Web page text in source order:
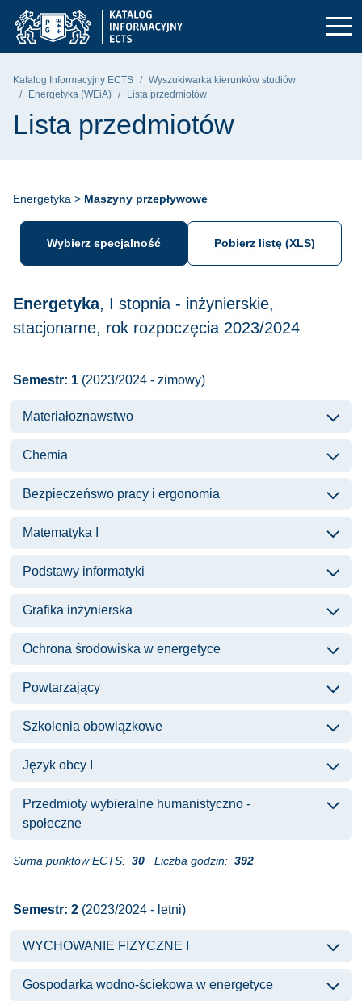
Przejdź do głównego menu
Przejdź do nawigacji
Przejdź do treści
Politechnika Gdańska - strona główna
Katalog Informacyjny ECTS
Wyszukiwarka kierunków studiów
Energetyka (WEiA)
Lista przedmiotów
Lista przedmiotów
Energetyka > Maszyny przepływowe
Wybierz specjalność Pobierz listę (XLS)
Energetyka, I stopnia - inżynierskie,
stacjonarne, rok rozpoczęcia 2023/2024
Semestr: 1 (2023/2024 - zimowy)
Materiałoznawstwo
Chemia
Bezpieczeńswo pracy i ergonomia
Matematyka I
Podstawy informatyki
Grafika inżynierska
Ochrona środowiska w energetyce
Powtarzający
Szkolenia obowiązkowe
Język obcy I
Przedmioty wybieralne humanistyczno -
społeczne
Suma punktów ECTS: 30 Liczba godzin: 392
Semestr: 2 (2023/2024 - letni)
WYCHOWANIE FIZYCZNE I
Gospodarka wodno-ściekowa w energetyce